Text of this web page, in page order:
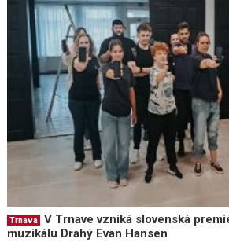
Trnava
V Trnave vzniká slovenská
muzikálu Drahý Evan Hansen